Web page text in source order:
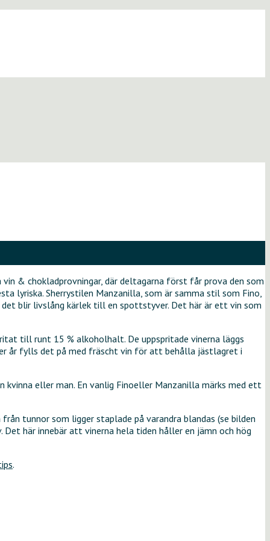
& chokladprovningar, där deltagarna först får prova den som
lyriska. Sherrystilen Manzanilla, som är samma stil som Fino,
blir livslång kärlek till en spottstyver. Det här är ett vin som
till runt 15 % alkoholhalt. De uppspritade vinerna läggs
år fylls det på med fräscht vin för att behålla jästlagret i
eller man. En vanlig Finoeller Manzanilla märks med ett
tunnor som ligger staplade på varandra blandas (se bilden
här innebär att vinerna hela tiden håller en jämn och hög
.